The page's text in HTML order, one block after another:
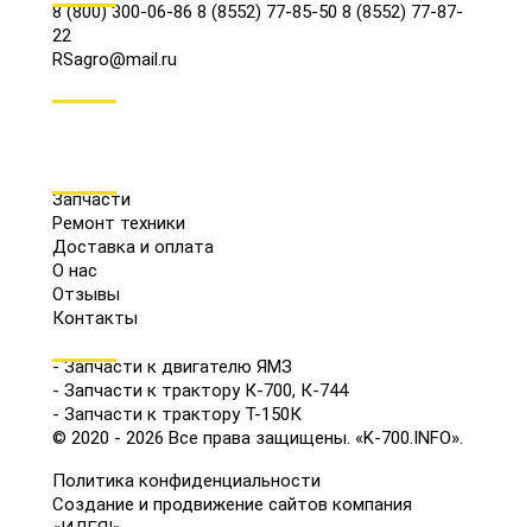
8 (800) 300-06-86 8 (8552) 77-85-50 8 (8552) 77-87-
22
RSagro@mail.ru
Запчасти
Ремонт техники
Доставка и оплата
О нас
Отзывы
Контакты
- Запчасти к двигателю ЯМЗ
- Запчасти к трактору К-700, К-744
- Запчасти к трактору Т-150К
© 2020 - 2026 Все права защищены. «K-700.INFO».
Политика конфиденциальности
Создание и продвижение сайтов компания